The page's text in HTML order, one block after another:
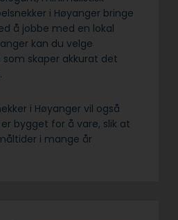
i Høyanger bringe
å jobbe med en lokal
kan du velge
skaper akkurat det
i Høyanger vil også
bygget for å vare, slik at
i mange år